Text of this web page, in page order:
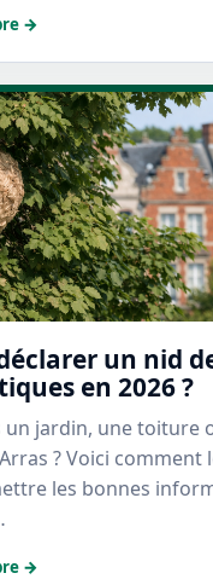
→
un nid
en 2026 ?
un jardin, une toiture
? Voici comment
les bonnes
→